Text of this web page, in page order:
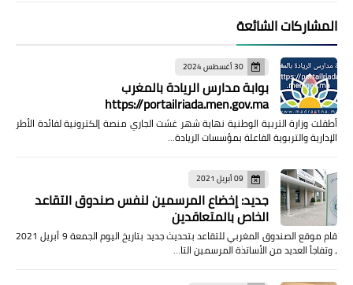
المشاركات الشائعة
30 أغسطس 2024
بوابة مدارس الريادة بالمغرب
https://portailriada.men.gov.ma
أطقلت وزارة التربية الوطنية نهاية شهر غشت الجاري منصة إلكترونية لفائدة الأطر
الإدارية والتربوية الفاعلة بمؤسسات الريادة…
09 أبريل 2021
جديد: إخضاع المرسمين لنفس صندوق التقاعد
الخاص بالمتعاقدين
قام موقع الصندوق المغربي للتقاعد بتحديث جديد بتاريخ اليوم الجمعة 9 أبريل 2021
، وتفاجأ العديد من الأساتذة المرسمين التا…